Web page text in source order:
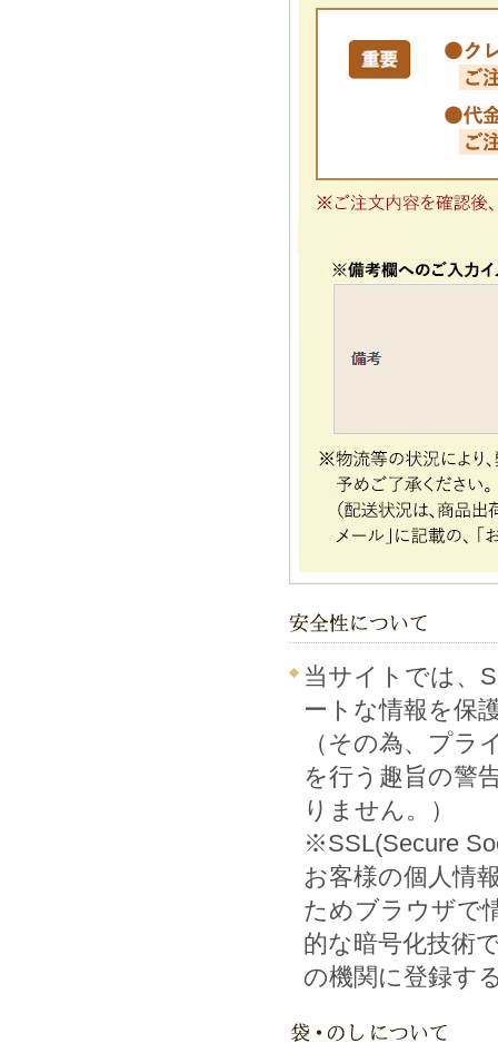
当サイトでは、
ートな情報を保
（その為、プラ
を行う趣旨の警
りません。）
※SSL(Secure
お客様の個人情
ためブラウザで
的な暗号化技術
の機関に登録す